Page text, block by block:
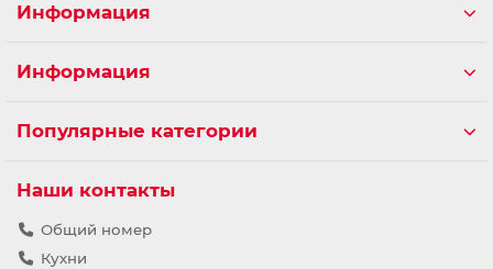
Информация
Информация
Популярные категории
Наши контакты
Общий номер
Кухни